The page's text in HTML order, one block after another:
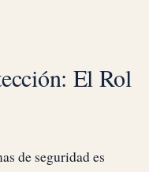
El Rol
de seguridad es